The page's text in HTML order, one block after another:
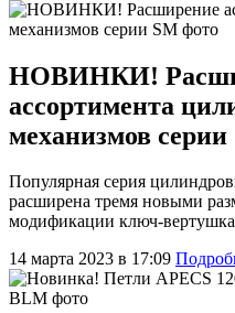
НОВИНКИ!
ассортимента
механизмов серии
Популярная серия
расширена тремя новыми
модификации ключ-
14 марта 2023 в 17:09